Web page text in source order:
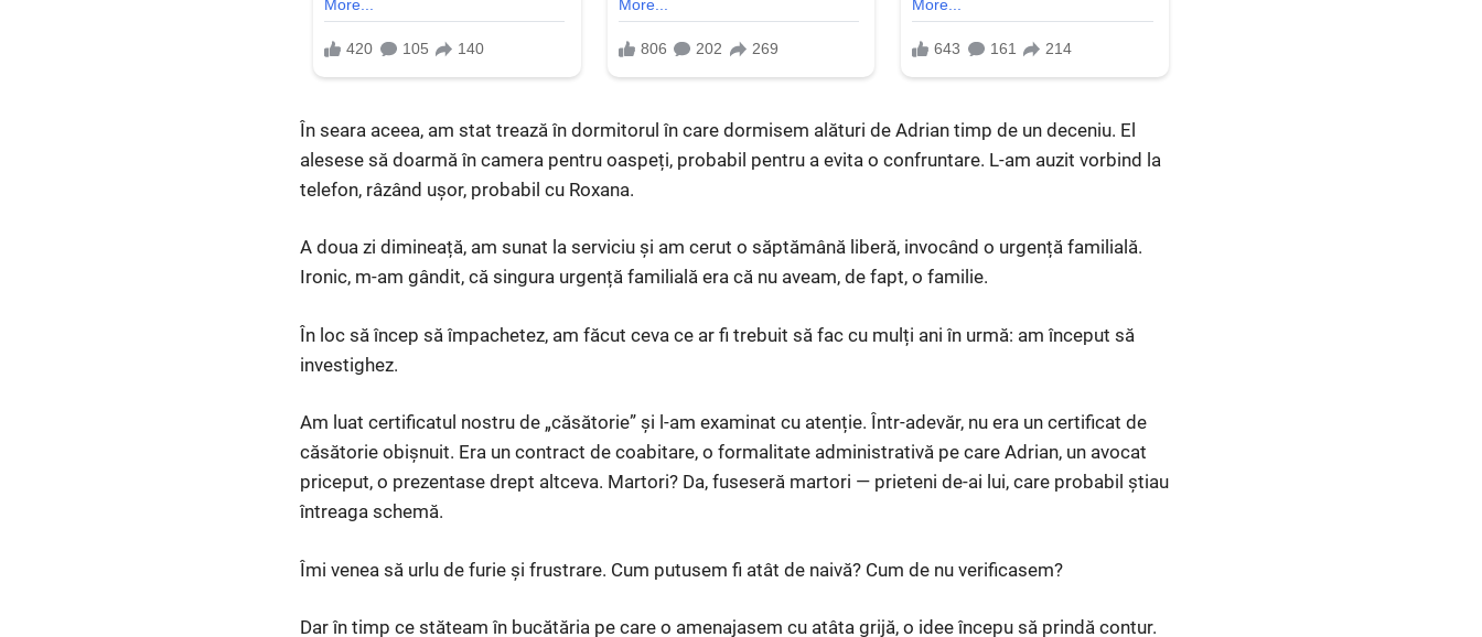
În seara aceea, am stat trează în dormitorul în care dormisem alături de Adrian timp de un deceniu. El
alesese să doarmă în camera pentru oaspeți, probabil pentru a evita o confruntare. L-am auzit vorbind la
telefon, râzând ușor, probabil cu Roxana.
A doua zi dimineață, am sunat la serviciu și am cerut o săptămână liberă, invocând o urgență familială.
Ironic, m-am gândit, că singura urgență familială era că nu aveam, de fapt, o familie.
În loc să încep să împachetez, am făcut ceva ce ar fi trebuit să fac cu mulți ani în urmă: am început să
investighez.
Am luat certificatul nostru de „căsătorie” și l-am examinat cu atenție. Într-adevăr, nu era un certificat de
căsătorie obișnuit. Era un contract de coabitare, o formalitate administrativă pe care Adrian, un avocat
priceput, o prezentase drept altceva. Martori? Da, fuseseră martori — prieteni de-ai lui, care probabil știau
întreaga schemă.
Îmi venea să urlu de furie și frustrare. Cum putusem fi atât de naivă? Cum de nu verificasem?
Dar în timp ce stăteam în bucătăria pe care o amenajasem cu atâta grijă, o idee începu să prindă contur.